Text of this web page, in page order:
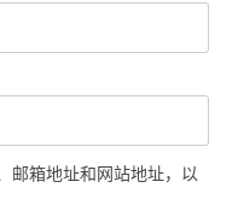
邮箱地址和网站地址，以